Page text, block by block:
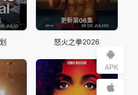
更新第06集
怒火之拳2026
APK